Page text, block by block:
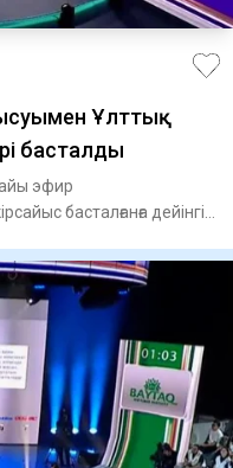
Ұлттық
басталды
эфир
басталғанға дейінгі